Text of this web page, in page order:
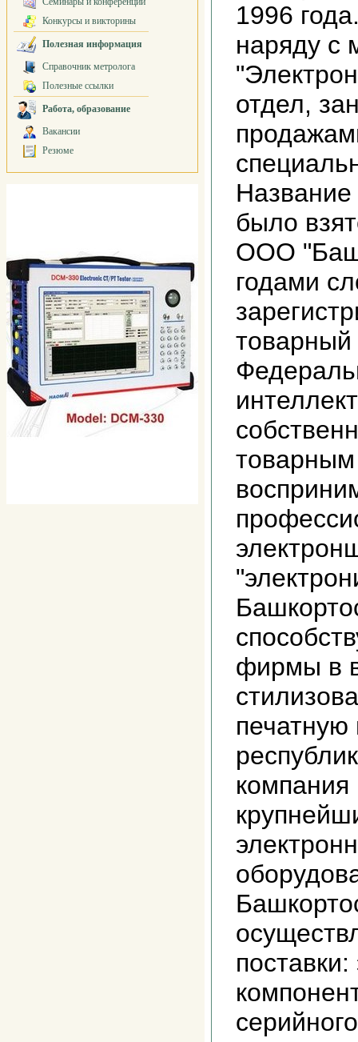
Конкурсы и викторины
Полезная информация
Справочник метролога
Полезные ссылки
Работа, образование
Вакансии
Резюме
1996
наряду с
отдел,
было
ООО
годами
товарный
фирмы в
печатную